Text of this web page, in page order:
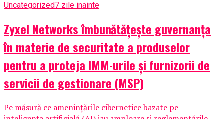
Uncategorized7 zile inainte
Zyxel Networks îmbunătățește guvernanța
în materie de securitate a produselor
pentru a proteja IMM-urile și furnizorii de
servicii de gestionare (MSP)
Pe măsură ce amenințările cibernetice bazate pe